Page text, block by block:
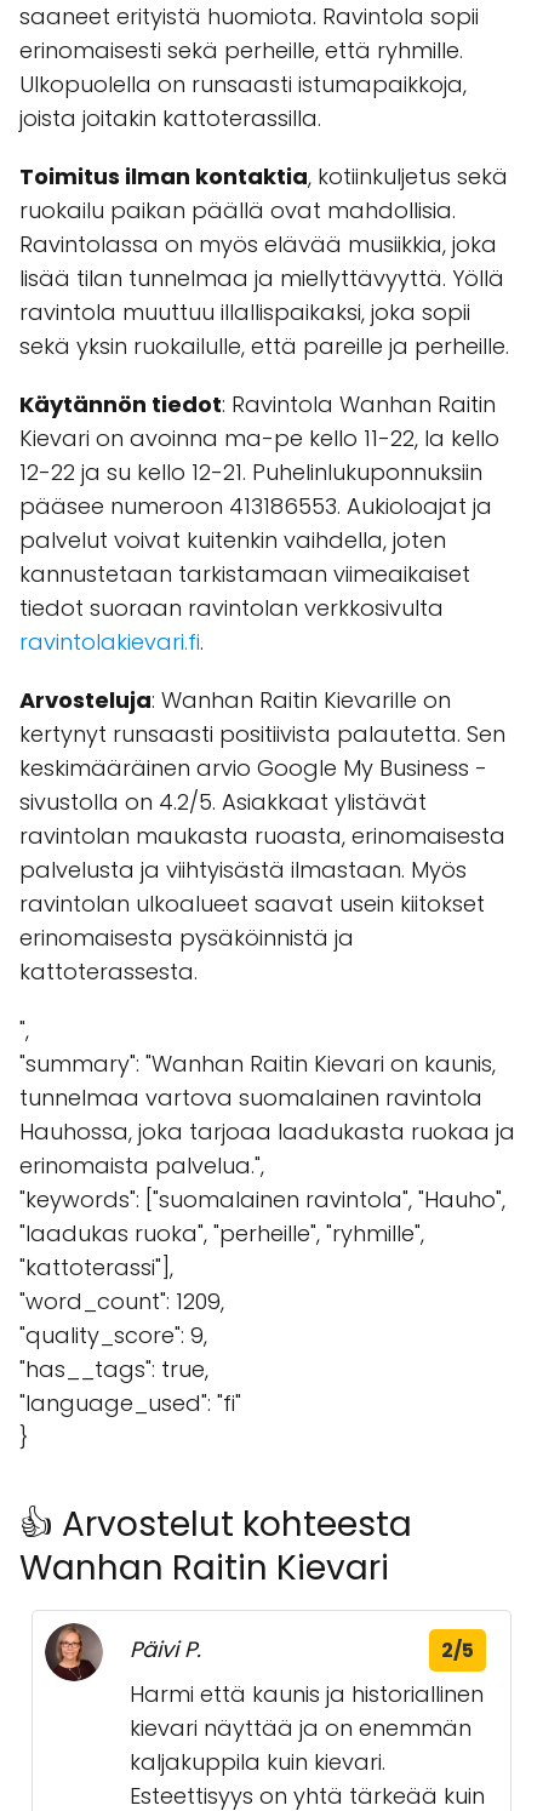
saaneet erityistä huomiota. Ravintola sopii
erinomaisesti sekä perheille, että ryhmille.
Ulkopuolella on runsaasti istumapaikkoja,
joista joitakin kattoterassilla.
Toimitus ilman kontaktia, kotiinkuljetus sekä
ruokailu paikan päällä ovat mahdollisia.
Ravintolassa on myös elävää musiikkia, joka
lisää tilan tunnelmaa ja miellyttävyyttä. Yöllä
ravintola muuttuu illallispaikaksi, joka sopii
sekä yksin ruokailulle, että pareille ja perheille.
Käytännön tiedot: Ravintola Wanhan Raitin
Kievari on avoinna ma-pe kello 11-22, la kello
12-22 ja su kello 12-21. Puhelinlukuponnuksiin
pääsee numeroon 413186553. Aukioloajat ja
palvelut voivat kuitenkin vaihdella, joten
kannustetaan tarkistamaan viimeaikaiset
tiedot suoraan ravintolan verkkosivulta
ravintolakievari.fi.
Arvosteluja: Wanhan Raitin Kievarille on
kertynyt runsaasti positiivista palautetta. Sen
keskimääräinen arvio Google My Business -
sivustolla on 4.2/5. Asiakkaat ylistävät
ravintolan maukasta ruoasta, erinomaisesta
palvelusta ja viihtyisästä ilmastaan. Myös
ravintolan ulkoalueet saavat usein kiitokset
erinomaisesta pysäköinnistä ja
kattoterassesta.
",
"summary": "Wanhan Raitin Kievari on kaunis,
tunnelmaa vartova suomalainen ravintola
Hauhossa, joka tarjoaa laadukasta ruokaa ja
erinomaista palvelua.",
"keywords": ["suomalainen ravintola", "Hauho",
"laadukas ruoka", "perheille", "ryhmille",
"kattoterassi"],
"word_count": 1209,
"quality_score": 9,
"has__tags": true,
"language_used": "fi"
}
👍 Arvostelut kohteesta
Wanhan Raitin Kievari
Päivi P. 2/5
Harmi että kaunis ja historiallinen
kievari näyttää ja on enemmän
kaljakuppila kuin kievari.
Esteettisyys on yhtä tärkeää kuin